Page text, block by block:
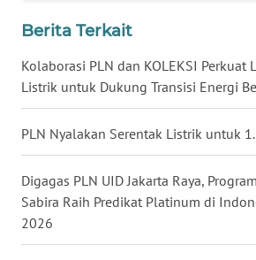
Berita Terkait
Kolaborasi PLN dan KOLEKSI Perkuat
Listrik untuk Dukung Transisi Energi
PLN Nyalakan Serentak Listrik untuk
Digagas PLN UID Jakarta Raya,
Sabira Raih Predikat Platinum di
2026
WN
WN
BEKASI
WN
BOGOR